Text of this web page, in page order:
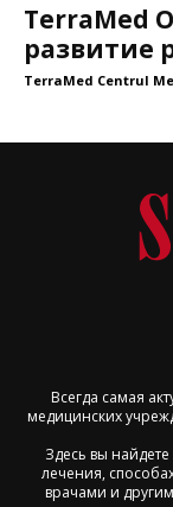
TerraMed
развитие
TerraMed Centrul
Всегда самая
медицинских
Здесь вы
лечения,
врачами и